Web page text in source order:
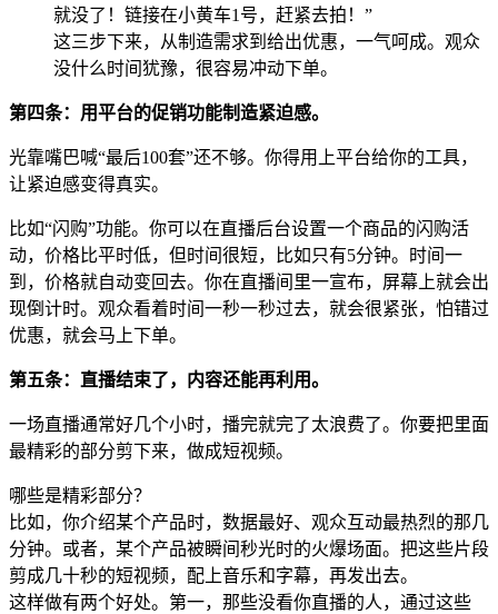
就没了！链接在小黄车1号，赶紧去拍！”
这三步下来，从制造需求到给出优惠，一气呵成。观众
没什么时间犹豫，很容易冲动下单。
第四条：用平台的促销功能制造紧迫感。
光靠嘴巴喊“最后100套”还不够。你得用上平台给你的工具，
让紧迫感变得真实。
比如“闪购”功能。你可以在直播后台设置一个商品的闪购活
动，价格比平时低，但时间很短，比如只有5分钟。时间一
到，价格就自动变回去。你在直播间里一宣布，屏幕上就会出
现倒计时。观众看着时间一秒一秒过去，就会很紧张，怕错过
优惠，就会马上下单。
第五条：直播结束了，内容还能再利用。
一场直播通常好几个小时，播完就完了太浪费了。你要把里面
最精彩的部分剪下来，做成短视频。
哪些是精彩部分？
比如，你介绍某个产品时，数据最好、观众互动最热烈的那几
分钟。或者，某个产品被瞬间秒光时的火爆场面。把这些片段
剪成几十秒的短视频，配上音乐和字幕，再发出去。
这样做有两个好处。第一，那些没看你直播的人，通过这些